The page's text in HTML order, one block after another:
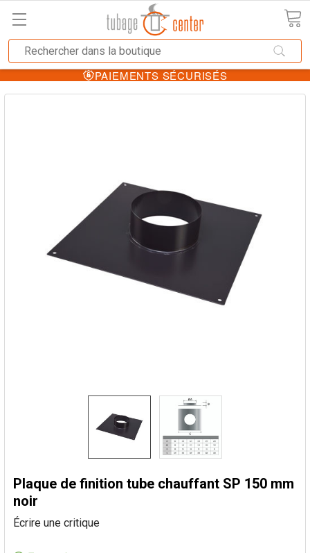
PAIEMENTS SÉCURISÉS
Plaque de finition tube chauffant SP 150 mm
noir
Écrire une critique